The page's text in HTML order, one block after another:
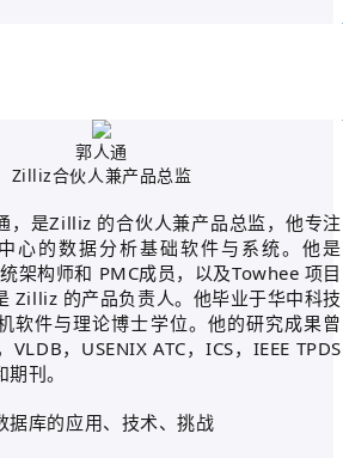
郭人通
Zilliz合伙人兼产品总监
，是Zilliz 的合伙人兼产品总监，他专注
心的数据分析基础软件与系统。他是
架构师和 PMC成员，以及Towhee 项目
Zilliz 的产品负责人。他毕业于华中科技
软件与理论博士学位。他的研究成果曾
，USENIX ATC，ICS，IEEE TPDS
刊。
据库的应用、技术、挑战